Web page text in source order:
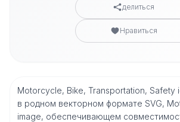
делиться
Нравиться
Motorcycle, Bike, Transportation, Safety
в родном векторном формате SVG,
image, обеспечивающем